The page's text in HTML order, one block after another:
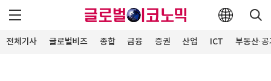
전체기사 글로벌비즈 종합 금융 증권 산업 ICT 부동산·